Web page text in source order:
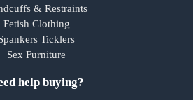
& Restraints
Fetish Clothing
Ticklers
Sex Furniture
help buying?